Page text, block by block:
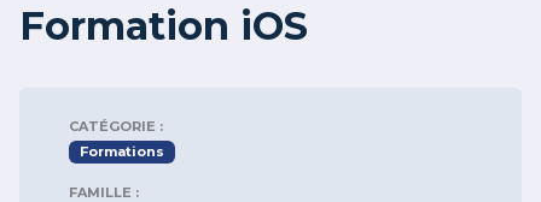
Formation iOS
CATÉGORIE :
Formations
FAMILLE :